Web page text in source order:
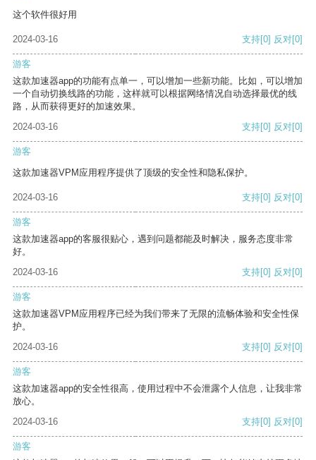
这个软件很好用
2024-03-16 支持[0] 反对[0]
游客
这款加速器app的功能有点单一，可以增加一些新功能。比如，可以增加
一个自动切换线路的功能，这样就可以根据网络情况自动选择最优的线
路，从而获得更好的加速效果。
2024-03-16
支持[0] 反对[0]
游客
这款加速器VPM应用程序提供了顶级的安全性和隐私保护。
2024-03-16 支持[0] 反对[0]
游客
这款加速器app的客服很贴心，遇到问题都能及时解决，服务态度非常
好。
2024-03-16
支持[0] 反对[0]
游客
这款加速器VPM应用程序已经为我们带来了无限的流畅体验和安全性保
护。
2024-03-16
支持[0] 反对[0]
游客
这款加速器app的安全性很高，使用过程中不会泄露个人信息，让我非常
放心。
2024-03-16
支持[0] 反对[0]
游客